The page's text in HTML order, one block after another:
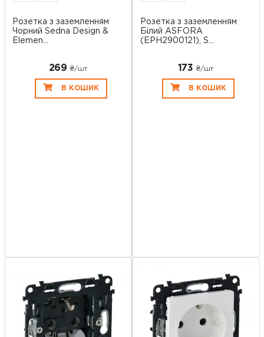
Розетка з заземленням
Чорний Sedna Design &
Elemen...
269 ₴/шт
В КОШИК
Розетка з заземленням
Білий ASFORA
(EPH2900121), S...
173 ₴/шт
В КОШИК